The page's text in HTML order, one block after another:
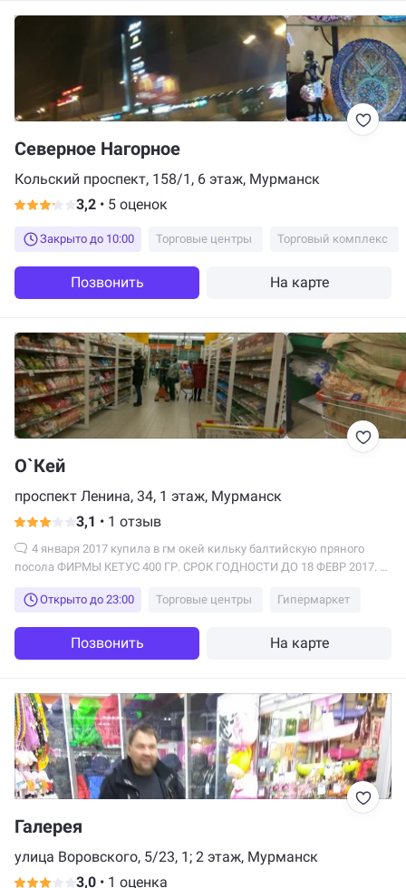
Северное Нагорное
Кольский проспект, 158/1, 6 этаж, Мурманск
3,2 • 5 оценок
Закрыто до 10:00 Торговые центры Торговый комплекс
Позвонить На карте
О`Кей
проспект Ленина, 34, 1 этаж, Мурманск
3,1 • 1 отзыв
посола ФИРМЫ КЕТУС 400 ГР. СРОК ГОДНОСТИ ДО 18 ФЕВР 2017. В
Открыто до 23:00
Торговые центры Гипермаркет
Позвонить На карте
Галерея
улица Воровского, 5/23, 1; 2 этаж, Мурманск
3,0 • 1 оценка